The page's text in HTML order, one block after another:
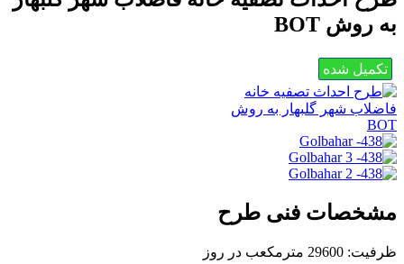
به روش BOT
تکمیل شده
مشخصات فنی طرح
ظرفیت: 29600 مترمکعب در روز